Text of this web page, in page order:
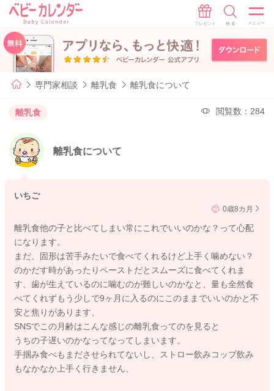
専門家相談 離乳食 離乳食について
離乳食 閲覧数：284
離乳食について
いちご
0歳8カ月
離乳食他の子と比べてしまい常にこれでいいのかな？って心配
になります。
まだ、固形は苦手みたいで食べてくれるけど上手く噛めない？
のかだす時があったりペーストだとスムーズに食べてくれま
す、歯が生えているのに噛むのが難しいのかなと、量も全然食
べてくれずもう少しで9ヶ月に入るのにこのままでいいのかと不
安と焦りがあります、
SNSでこの月齢はこんな感じの離乳食ってのを見ると
うちの子遅いのかなってなってしまいます。
手掴み食べもまださせられてないし、ストロー飲みコップ飲み
もなかなか上手く行きません、